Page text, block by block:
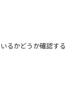
るかどうか確認する